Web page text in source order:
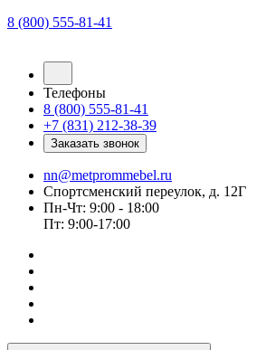
8 (800) 555-81-41
Телефоны
8 (800) 555-81-41
+7 (831) 212-38-39
Заказать звонок
nn@metprommebel.ru
Спортсменский переулок, д. 12Г
Пн-Чт: 9:00 - 18:00
Пт: 9:00-17:00